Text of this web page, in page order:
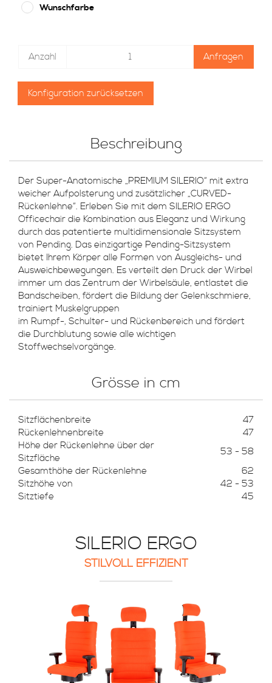
Wunschfarbe
Anzahl Anfragen
Konfiguration zurücksetzen
Beschreibung
Der Super-Anatomische „PREMIUM SILERIO“ mit extra
weicher Aufpolsterung und zusätzlicher „CURVED-
Rückenlehne“. Erleben Sie mit dem SILERIO ERGO
Officechair die Kombination aus Eleganz und Wirkung
durch das patentierte multidimensionale Sitzsystem
von Pending. Das einzigartige Pending-Sitzsystem
bietet Ihrem Körper alle Formen von Ausgleichs- und
Ausweichbewegungen. Es verteilt den Druck der Wirbel
immer um das Zentrum der Wirbelsäule, entlastet die
Bandscheiben, fördert die Bildung der Gelenkschmiere,
trainiert Muskelgruppen
im Rumpf-, Schulter- und Rückenbereich und fördert
die Durchblutung sowie alle wichtigen
Stoffwechselvorgänge.
Grösse in cm
Sitzflächenbreite
47
Rückenlehnenbreite
47
Höhe der Rückenlehne über der
Sitzfläche
53 - 58
Gesamthöhe der Rückenlehne
62
Sitzhöhe von
42 - 53
Sitztiefe
45
SILERIO ERGO
STILVOLL EFFIZIENT